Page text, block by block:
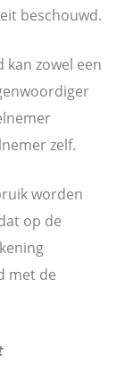
beschouwd.
kan zowel een
zelf.
worden
op de
met de